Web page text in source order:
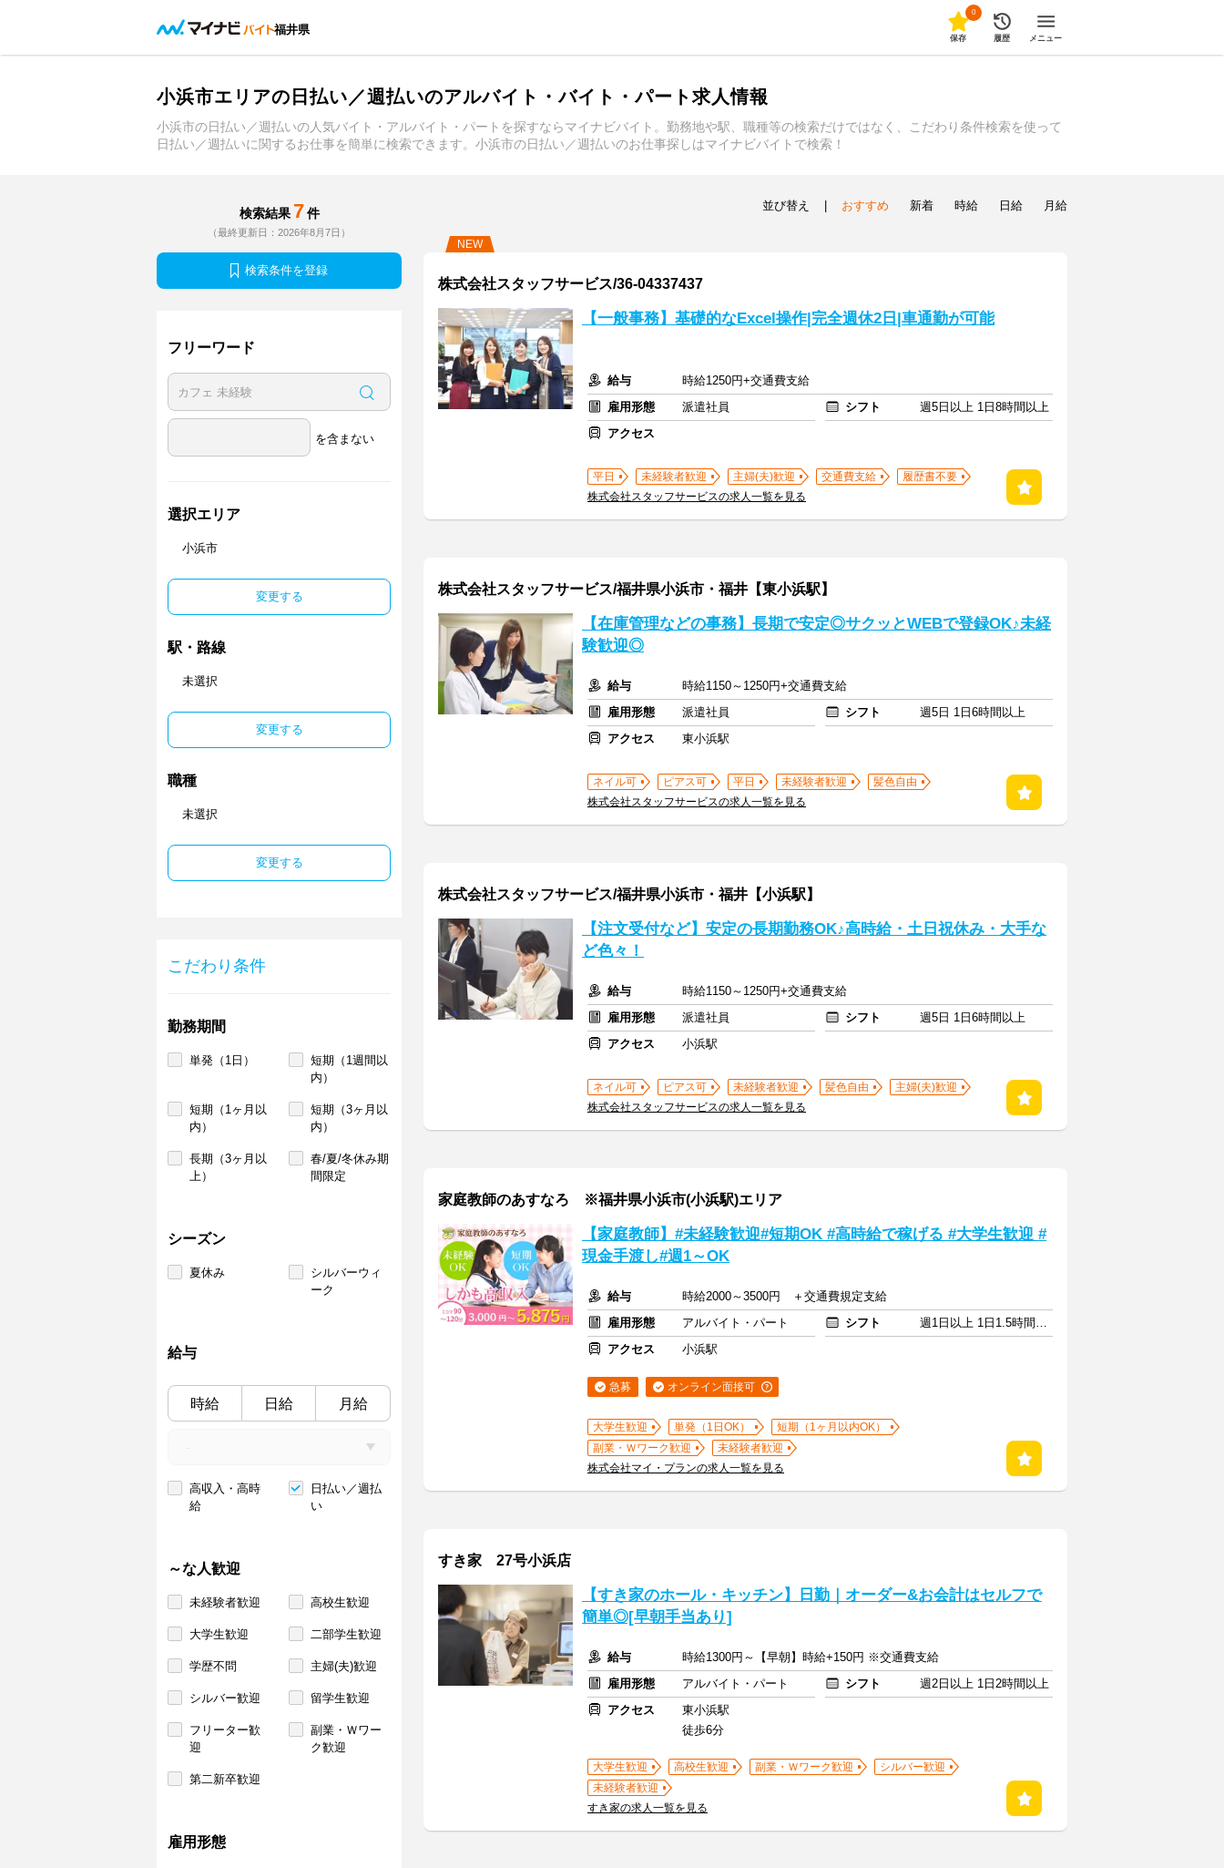
福井県
0
保存 履歴 メニュー
小浜市エリアの日払い／週払いのアルバイト・バイト・パート求人情報
小浜市の日払い／週払いの人気バイト・アルバイト・パートを探すならマイナビバイト。勤務地や駅、職種等の検索だけではなく、こだわり条件検索を使って
日払い／週払いに関するお仕事を簡単に検索できます。小浜市の日払い／週払いのお仕事探しはマイナビバイトで検索！
検索結果 7 件
（最終更新日：2026年8月7日）
検索条件を登録
フリーワード
を含まない
選択エリア
小浜市
変更する
駅・路線
未選択
変更する
職種
未選択
変更する
こだわり条件
勤務期間
単発（1日）
短期（1週間以
内）
短期（1ヶ月以
内）
短期（3ヶ月以
内）
長期（3ヶ月以
上）
春/夏/冬休み期
間限定
シーズン
夏休み
シルバーウィ
ーク
給与
時給 日給 月給
高収入・高時
給
日払い／週払
い
～な人歓迎
未経験者歓迎 高校生歓迎
大学生歓迎 二部学生歓迎
学歴不問 主婦(夫)歓迎
シルバー歓迎 留学生歓迎
フリーター歓
迎
副業・Ｗワー
ク歓迎
第二新卒歓迎
雇用形態
並び替え おすすめ 新着 時給 日給 月給
NEW
株式会社スタッフサービス/36-04337437
【一般事務】基礎的なExcel操作|完全週休2日|車通勤が可能
給与
時給1250円+交通費支給
雇用形態
派遣社員 シフト
週5日以上 1日8時間以上
アクセス
平日 未経験者歓迎 主婦(夫)歓迎 交通費支給
履歴書不要
株式会社スタッフサービスの求人一覧を見る
株式会社スタッフサービス/福井県小浜市・福井【東小浜駅】
【在庫管理などの事務】長期で安定◎サクッとWEBで登録OK♪未経
験歓迎◎
給与
時給1150～1250円+交通費支給
雇用形態
派遣社員 シフト
週5日 1日6時間以上
アクセス
東小浜駅
ネイル可 ピアス可 平日 未経験者歓迎
髪色自由
株式会社スタッフサービスの求人一覧を見る
株式会社スタッフサービス/福井県小浜市・福井【小浜駅】
【注文受付など】安定の長期勤務OK♪高時給・土日祝休み・大手な
ど色々！
給与
時給1150～1250円+交通費支給
雇用形態
派遣社員 シフト
週5日 1日6時間以上
アクセス
小浜駅
ネイル可 ピアス可 未経験者歓迎 髪色自由
主婦(夫)歓迎
株式会社スタッフサービスの求人一覧を見る
家庭教師のあすなろ ※福井県小浜市(小浜駅)エリア
【家庭教師】#未経験歓迎#短期OK #高時給で稼げる #大学生歓迎 #
現金手渡し#週1～OK
給与
時給2000～3500円 ＋交通費規定支給
雇用形態
アルバイト・パート シフト
週1日以上 1日1.5時間以上
アクセス
小浜駅
急募 オンライン面接可
大学生歓迎 単発（1日OK）
短期（1ヶ月以内OK）
副業・Ｗワーク歓迎
未経験者歓迎
株式会社マイ・プランの求人一覧を見る
すき家 27号小浜店
【すき家のホール・キッチン】日勤｜オーダー&お会計はセルフで
簡単◎[早朝手当あり]
給与
時給1300円～【早朝】時給+150円 ※交通費支給
雇用形態
アルバイト・パート シフト
週2日以上 1日2時間以上
アクセス
東小浜駅
徒歩6分
大学生歓迎 高校生歓迎 副業・Ｗワーク歓迎
シルバー歓迎
未経験者歓迎
すき家の求人一覧を見る